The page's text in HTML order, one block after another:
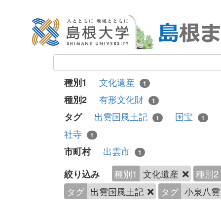
種別1 文化遺産 1
種別2 有形文化財 1
タグ 出雲国風土記 1 国宝 1
社寺
1
市町村 出雲市 1
絞り込み 種別1 文化遺産
種別2
タグ 出雲国風土記 タグ 小泉八